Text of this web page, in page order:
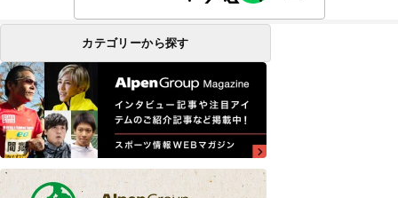
カテゴリーから探す